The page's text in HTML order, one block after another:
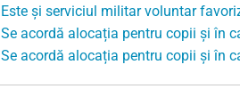
Este și serviciul militar voluntar
Se acordă alocația pentru copii și în
Se acordă alocația pentru copii și în